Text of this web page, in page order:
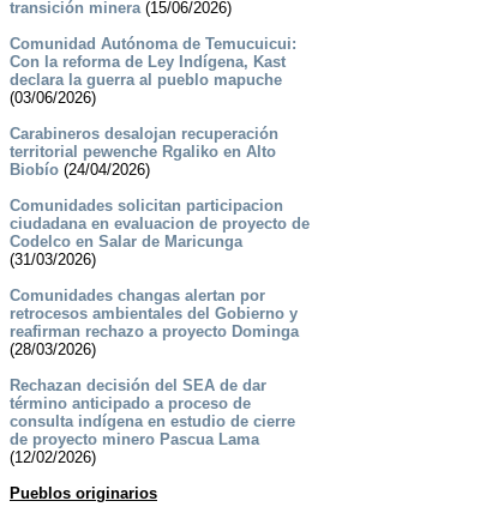
transición minera(15/06/2026)
Comunidad Autónoma de Temucuicui:
Con la reforma de Ley Indígena, Kast
declara la guerra al pueblo mapuche
(03/06/2026)
Carabineros desalojan recuperación
territorial pewenche Rgaliko en Alto
Biobío(24/04/2026)
Comunidades solicitan participacion
ciudadana en evaluacion de proyecto de
Codelco en Salar de Maricunga
(31/03/2026)
Comunidades changas alertan por
retrocesos ambientales del Gobierno y
reafirman rechazo a proyecto Dominga
(28/03/2026)
Rechazan decisión del SEA de dar
término anticipado a proceso de
consulta indígena en estudio de cierre
de proyecto minero Pascua Lama
(12/02/2026)
Pueblos originarios